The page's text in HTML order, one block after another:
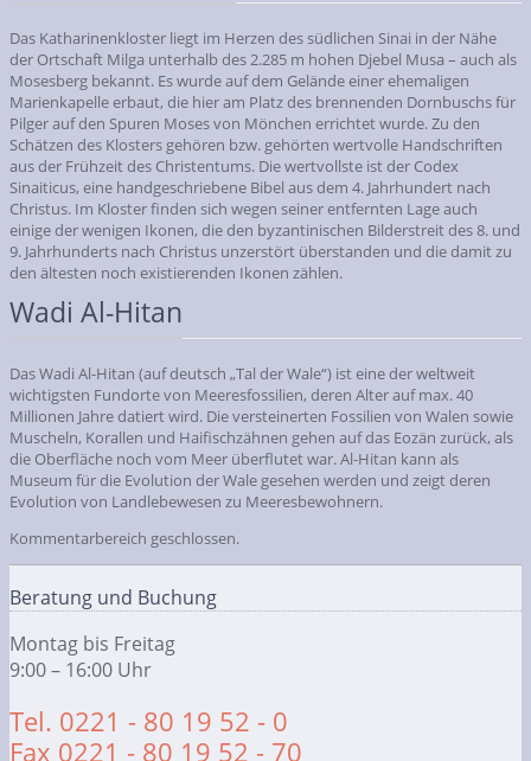
Das Katharinenkloster liegt im Herzen des südlichen Sinai in der Nähe
der Ortschaft Milga unterhalb des 2.285 m hohen Djebel Musa – auch als
Mosesberg bekannt. Es wurde auf dem Gelände einer ehemaligen
Marienkapelle erbaut, die hier am Platz des brennenden Dornbuschs für
Pilger auf den Spuren Moses von Mönchen errichtet wurde. Zu den
Schätzen des Klosters gehören bzw. gehörten wertvolle Handschriften
aus der Frühzeit des Christentums. Die wertvollste ist der Codex
Sinaiticus, eine handgeschriebene Bibel aus dem 4. Jahrhundert nach
Christus. Im Kloster finden sich wegen seiner entfernten Lage auch
einige der wenigen Ikonen, die den byzantinischen Bilderstreit des 8. und
9. Jahrhunderts nach Christus unzerstört überstanden und die damit zu
den ältesten noch existierenden Ikonen zählen.
Wadi Al-Hitan
Das Wadi Al-Hitan (auf deutsch „Tal der Wale“) ist eine der weltweit
wichtigsten Fundorte von Meeresfossilien, deren Alter auf max. 40
Millionen Jahre datiert wird. Die versteinerten Fossilien von Walen sowie
Muscheln, Korallen und Haifischzähnen gehen auf das Eozän zurück, als
die Oberfläche noch vom Meer überflutet war. Al-Hitan kann als
Museum für die Evolution der Wale gesehen werden und zeigt deren
Evolution von Landlebewesen zu Meeresbewohnern.
Kommentarbereich geschlossen.
Beratung und Buchung
Montag bis Freitag
9:00 – 16:00 Uhr
Tel. 0221 - 80 19 52 - 0
Fax 0221 - 80 19 52 - 70